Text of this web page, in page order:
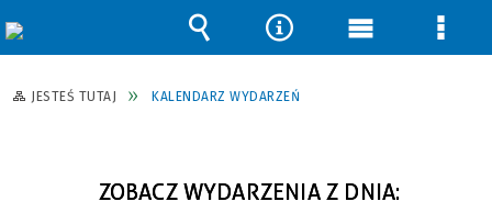
JESTEŚ TUTAJ KALENDARZ WYDARZEŃ
ZOBACZ WYDARZENIA Z DNIA:
Wyszukiwarka
Narzędzia
Menu Menu